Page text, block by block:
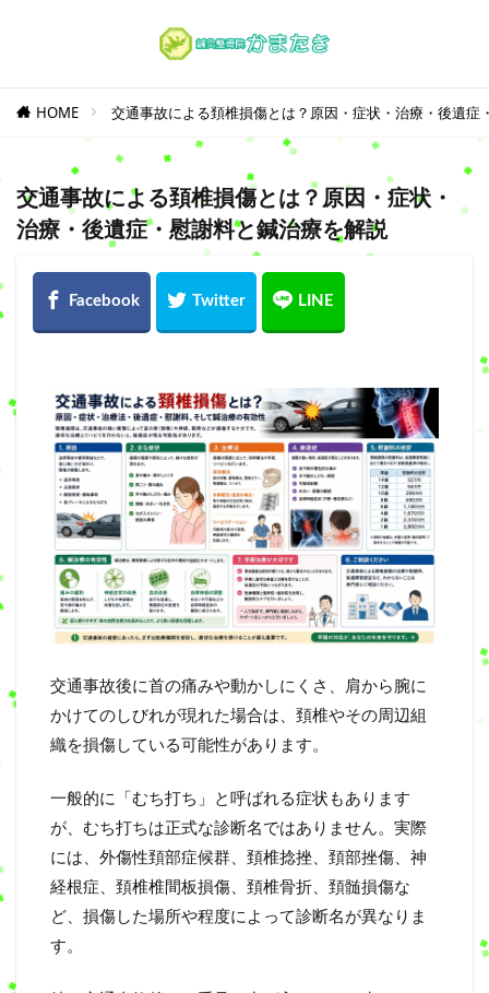
HOME 交通事故による頚椎損傷とは？原因・症状・治療・後遺症
交通事故による頚椎損傷とは？原因・症状・
治療・後遺症・慰謝料と鍼治療を解説
交通事故後に首の痛みや動かしにくさ、肩から腕に
かけてのしびれが現れた場合は、頚椎やその周辺組
織を損傷している可能性があります。
一般的に「むち打ち」と呼ばれる症状もあります
が、むち打ちは正式な診断名ではありません。実際
には、外傷性頚部症候群、頚椎捻挫、頚部挫傷、神
経根症、頚椎椎間板損傷、頚椎骨折、頚髄損傷な
ど、損傷した場所や程度によって診断名が異なりま
す。